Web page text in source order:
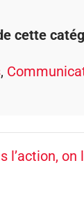
cette
,
l’action, on